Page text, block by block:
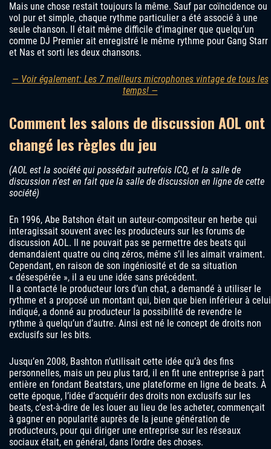
Mais une chose restait toujours la même. Sauf par coïncidence ou
vol pur et simple, chaque rythme particulier a été associé à une
seule chanson. Il était même difficile d’imaginer que quelqu’un
comme DJ Premier ait enregistré le même rythme pour Gang Starr
et Nas et sorti les deux chansons.
— Voir également: Les 7 meilleurs microphones vintage de tous les
temps! —
Comment les salons de discussion AOL ont
changé les règles du jeu
(AOL est la société qui possédait autrefois ICQ, et la salle de
discussion n’est en fait que la salle de discussion en ligne de cette
société)
En 1996, Abe Batshon était un auteur-compositeur en herbe qui
interagissait souvent avec les producteurs sur les forums de
discussion AOL. Il ne pouvait pas se permettre des beats qui
demandaient quatre ou cinq zéros, même s’il les aimait vraiment.
Cependant, en raison de son ingéniosité et de sa situation
« désespérée », il a eu une idée sans précédent.
Il a contacté le producteur lors d’un chat, a demandé à utiliser le
rythme et a proposé un montant qui, bien que bien inférieur à celui
indiqué, a donné au producteur la possibilité de revendre le
rythme à quelqu’un d’autre. Ainsi est né le concept de droits non
exclusifs sur les bits.
Jusqu’en 2008, Bashton n’utilisait cette idée qu’à des fins
personnelles, mais un peu plus tard, il en fit une entreprise à part
entière en fondant Beatstars, une plateforme en ligne de beats. À
cette époque, l’idée d’acquérir des droits non exclusifs sur les
beats, c’est-à-dire de les louer au lieu de les acheter, commençait
à gagner en popularité auprès de la jeune génération de
producteurs, pour qui diriger une entreprise sur les réseaux
sociaux était, en général, dans l’ordre des choses.